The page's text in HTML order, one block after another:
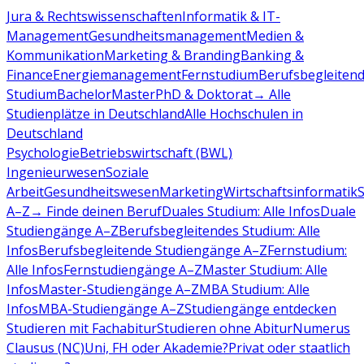
Jura & RechtswissenschaftenInformatik & IT-
ManagementGesundheitsmanagementMedien &
KommunikationMarketing & BrandingBanking &
FinanceEnergiemanagementFernstudiumBerufsbegleitend
StudiumBachelorMasterPhD & Doktorat→ Alle
Studienplätze in DeutschlandAlle Hochschulen in
Deutschland
PsychologieBetriebswirtschaft (BWL)
IngenieurwesenSoziale
ArbeitGesundheitswesenMarketingWirtschaftsinformatik
A–Z→ Finde deinen BerufDuales Studium: Alle InfosDuale
Studiengänge A–ZBerufsbegleitendes Studium: Alle
InfosBerufsbegleitende Studiengänge A–ZFernstudium:
Alle InfosFernstudiengänge A–ZMaster Studium: Alle
InfosMaster-Studiengänge A–ZMBA Studium: Alle
InfosMBA-Studiengänge A–ZStudiengänge entdecken
Studieren mit FachabiturStudieren ohne AbiturNumerus
Clausus (NC)Uni, FH oder Akademie?Privat oder staatlich